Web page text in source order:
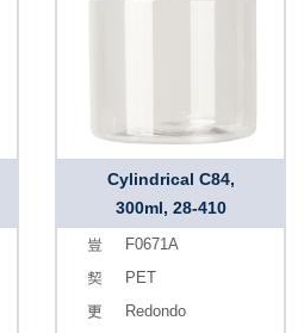
Cylindrical C84,
300ml, 28-410
F0671A
PET
Redondo